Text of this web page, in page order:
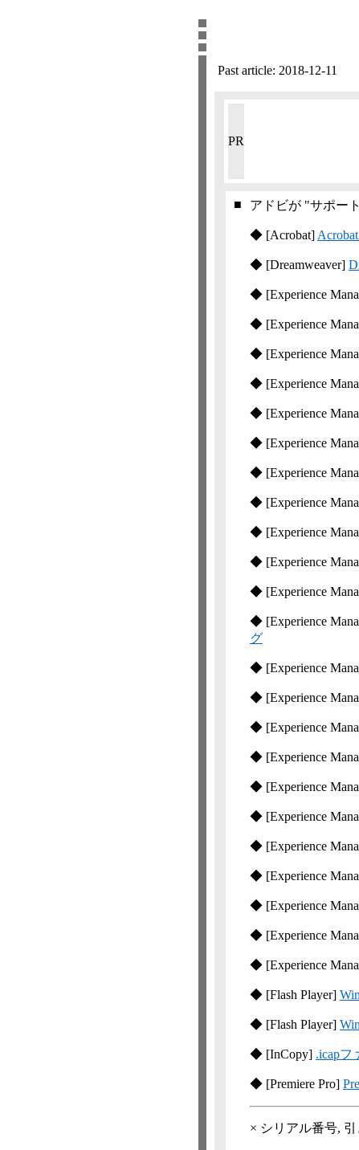
Past article: 2018-12-11
PR
■ アドビが "サポー
◆ [Acrobat]
◆ [Dreamweaver]
◆ [Experience
◆ [Experience
◆ [Experience
◆ [Experience
◆ [Experience
◆ [Experience
◆ [Experience
◆ [Experience
◆ [Experience
◆ [Experience
◆ [Experience
◆ [Experience
グ
◆ [Experience
◆ [Experience
◆ [Experience
◆ [Experience
◆ [Experience
◆ [Experience
◆ [Experience
◆ [Experience
◆ [Experience
◆ [Experience
◆ [Experience
◆ [Flash Player]
◆ [Flash Player]
◆ [InCopy] .icapフ
◆ [Premiere Pro]
× シリアル番号,